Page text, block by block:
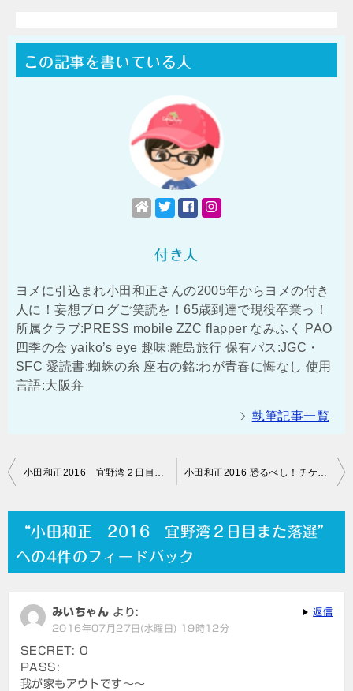
この記事を書いている人
付き人
ヨメに引込まれ小田和正さんの2005年からヨメの付き
人に！妄想ブログご笑読を！65歳到達で現役卒業っ！
所属クラブ:PRESS mobile ZZC flapper なみふく PAO
四季の会 yaiko’s eye 趣味:離島旅行 保有パス:JGC・
SFC 愛読書:蜘蛛の糸 座右の銘:わが青春に悔なし 使用
言語:大阪弁
執筆記事一覧
投
ゲ
シ
ョ
ン
小田和正2016 宜野湾２日目チケット入手方法検討会議 小田和正2016 恐るべし！チケットぴあ
“小田和正 2016 宜野湾２日目また落選”
への4件のフィードバック
みいちゃん より:
2016年07月27日(水曜日) 19時12分
SECRET: 0
PASS:
我が家もアウトです～～
返信